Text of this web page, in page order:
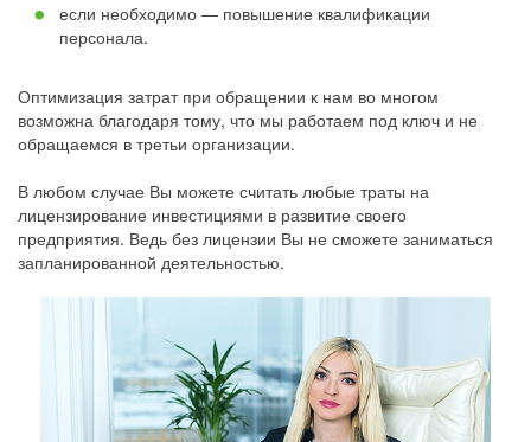
если необходимо — повышение квалификации
персонала.
Оптимизация затрат при обращении к нам во многом
возможна благодаря тому, что мы работаем под ключ и не
обращаемся в третьи организации.
В любом случае Вы можете считать любые траты на
лицензирование инвестициями в развитие своего
предприятия. Ведь без лицензии Вы не сможете заниматься
запланированной деятельностью.